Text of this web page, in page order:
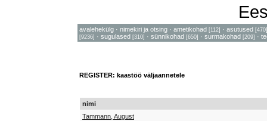
avalehekülg · nimekiri ja otsing · ametikohad [112] · asutused [470]
[9236] · sugulased [310] · sünnikohad [650] · surmakohad [209] ·
REGISTER: kaastöö väljaannetele
nimi
Tammann, August